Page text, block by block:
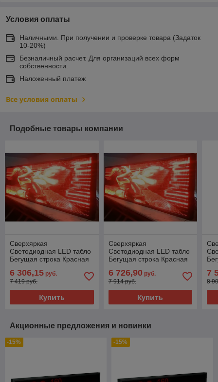
Условия оплаты
Наличными. При получении и проверке товара (Задаток
10-20%)
Безналичный расчет. Для организаций всех форм
собственности.
Наложенный платеж
Все условия оплаты
Подобные товары компании
Сверхяркая
Светодиодная LED табло
Бегущая строка Красная
6 306,15 руб.
7 419 руб.
Купить
Сверхяркая
Светодиодная LED табло
Бегущая строка Красная
6 726,90 руб.
7 914 руб.
Купить
7
8
Акционные предложения и новинки
-15% -15%